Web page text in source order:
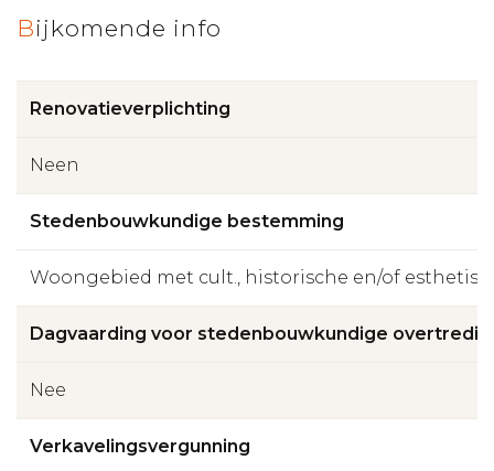
Bijkomende info
Renovatieverplichting
Neen
Stedenbouwkundige bestemming
Woongebied met cult., historische en/of
Dagvaarding voor stedenbouwkundige
Nee
Verkavelingsvergunning